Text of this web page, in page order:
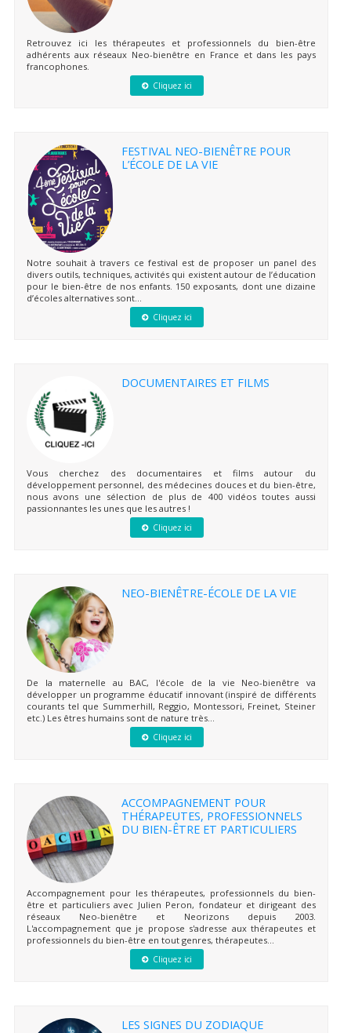
Retrouvez ici les thérapeutes et professionnels du bien-être
adhérents aux réseaux Neo-bienêtre en France et dans les pays
francophones.
Cliquez ici
FESTIVAL NEO-BIENÊTRE POUR
L’ÉCOLE DE LA VIE
Notre souhait à travers ce festival est de proposer un panel des
divers outils, techniques, activités qui existent autour de l’éducation
pour le bien-être de nos enfants. 150 exposants, dont une dizaine
d’écoles alternatives sont...
Cliquez ici
DOCUMENTAIRES ET FILMS
Vous cherchez des documentaires et films autour du
développement personnel, des médecines douces et du bien-être,
nous avons une sélection de plus de 400 vidéos toutes aussi
passionnantes les unes que les autres !
Cliquez ici
NEO-BIENÊTRE-ÉCOLE DE LA VIE
De la maternelle au BAC, l'école de la vie Neo-bienêtre va
développer un programme éducatif innovant (inspiré de différents
courants tel que Summerhill, Reggio, Montessori, Freinet, Steiner
etc.) Les êtres humains sont de nature très...
Cliquez ici
ACCOMPAGNEMENT POUR
THÉRAPEUTES, PROFESSIONNELS
DU BIEN-ÊTRE ET PARTICULIERS
Accompagnement pour les thérapeutes, professionnels du bien-
être et particuliers avec Julien Peron, fondateur et dirigeant des
réseaux Neo-bienêtre et Neorizons depuis 2003.
L'accompagnement que je propose s'adresse aux thérapeutes et
professionnels du bien-être en tout genres, thérapeutes...
Cliquez ici
LES SIGNES DU ZODIAQUE